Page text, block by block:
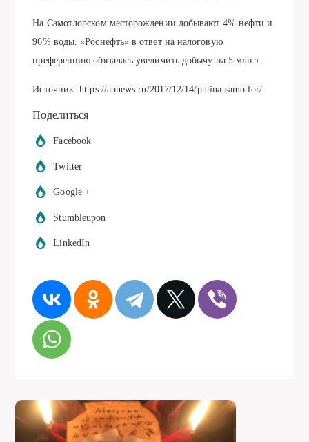
На Самотлорском месторождении добывают 4% нефти и
96% воды. «Роснефть» в ответ на налоговую
преференцию обязалась увеличить добычу на 5 млн т.
Источник: https://abnews.ru/2017/12/14/putina-samotlor/
Поделиться
Facebook
Twitter
Google +
Stumbleupon
LinkedIn